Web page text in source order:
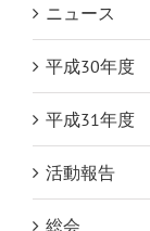
ニュース
平成30年度
平成31年度
活動報告
総会